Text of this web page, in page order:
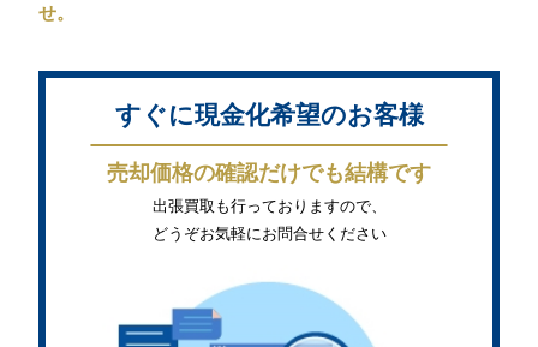
せ。
すぐに現金化希望のお客様
売却価格の確認だけでも結構です
出張買取も行っておりますので、
どうぞお気軽にお問合せください